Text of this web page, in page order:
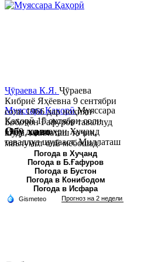
Муяссара ҚаҳорӣМуяссара
Қаҳорӣ 15 октябри соли
1979 дар шаҳри Хуҷанд
таваллуд шудааст. Миллаташ
тоҷик. Маълумот олӣ. Соли
2002 Донишгоҳи давлатии
Хуҷанд ба...
Ҷӯраева К.Я. Ҷӯраева
Кибриё Яҳёевна 9 сентябри
соли 1966 дар ноҳияи
Бобоҷон Ғафуров таваллуд
шуда, миллаташ тоҷик,
маълумот олӣ мебошад.
Соли 1997 Донишг...
Обу хаво
Погода в Хуҷанд
Погода в Б.Ғафуров
Погода в Бустон
Погода в Конибодом
Погода в Исфара